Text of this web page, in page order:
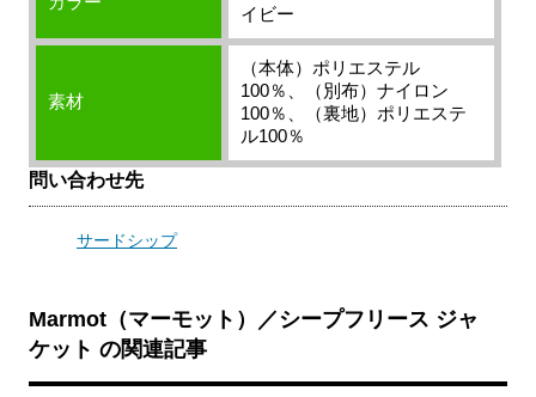
イビー
素材
（本体）ポリエステル
100％、（別布）ナイロン
100％、（裏地）ポリエステ
ル100％
問い合わせ先
サードシップ
Marmot（マーモット）／シープフリース ジャ
ケット の関連記事